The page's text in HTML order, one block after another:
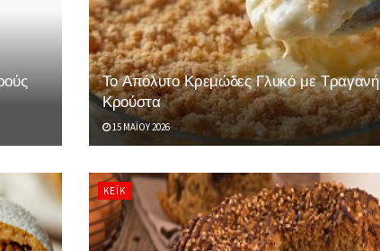
Το Απόλυτο Κρεμώδες Γλυκό με Τραγανή
Κρούστα
15 ΜΑΪ́ΟΥ 2026
ΚΈΙΚ